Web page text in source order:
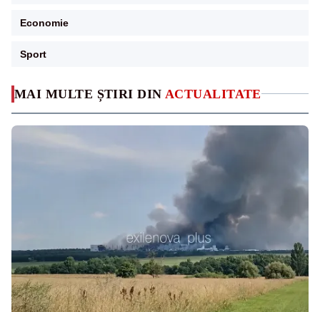
MAI MULTE ȘTIRI DIN ACTUALITATE
Economie
Sport